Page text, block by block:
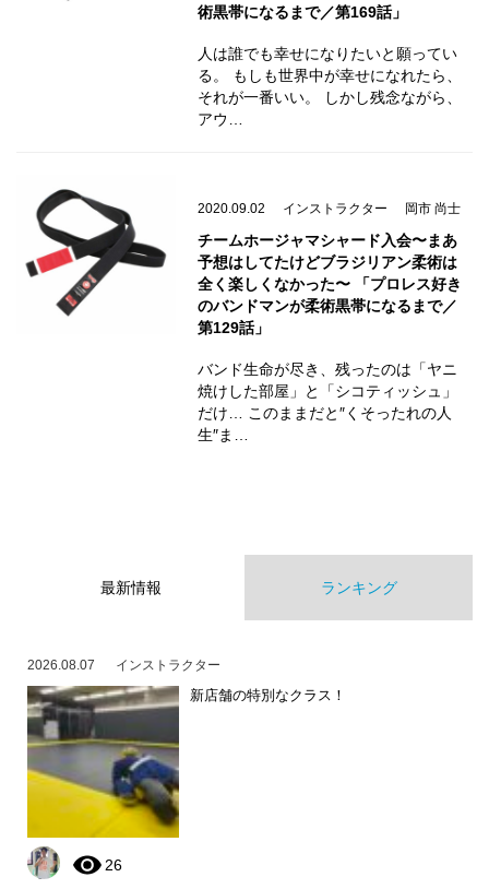
術黒帯になるまで／第169話」
人は誰でも幸せになりたいと願ってい
る。 もしも世界中が幸せになれたら、
それが一番いい。 しかし残念ながら、
アウ…
2020.09.02 インストラクター 岡市 尚士
チームホージャマシャード入会〜まあ
予想はしてたけどブラジリアン柔術は
全く楽しくなかった〜 「プロレス好き
のバンドマンが柔術黒帯になるまで／
第129話」
バンド生命が尽き、残ったのは「ヤニ
焼けした部屋」と「シコティッシュ」
だけ… このままだと″くそったれの人
生″ま…
最新情報 ランキング
2026.08.07 インストラクター
新店舗の特別なクラス！
26